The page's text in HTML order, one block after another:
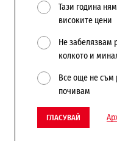
Тази година
високите цени
Не забелязвам
колкото и
Все още не
почивам
ГЛАСУВАЙ